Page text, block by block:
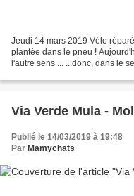
Jeudi 14 mars 2019 Vélo
plantée dans le pneu !
l'autre sens ... ...donc, dans le
Via Verde Mula -
Publié le 14/03/2019 à 19:48
Par Mamychats